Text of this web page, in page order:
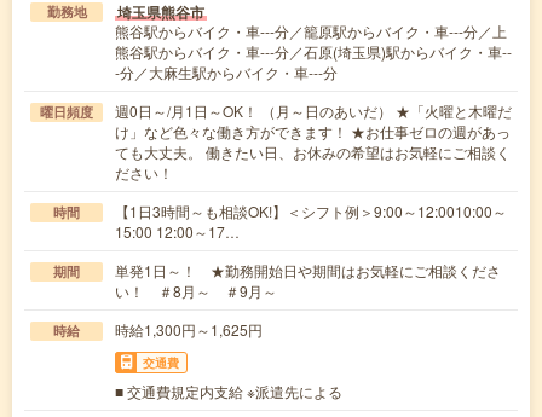
勤務地 埼玉県熊谷市
熊谷駅からバイク・車---分／籠原駅からバイク・車---分／上
熊谷駅からバイク・車---分／石原(埼玉県)駅からバイク・車--
-分／大麻生駅からバイク・車---分
曜日頻度
週0日～/月1日～OK！ （月～日のあいだ） ★「火曜と木曜だ
け」など色々な働き方ができます！ ★お仕事ゼロの週があっ
ても大丈夫。 働きたい日、お休みの希望はお気軽にご相談く
ださい！
時間
【1日3時間～も相談OK!】＜シフト例＞9:00～12:0010:00～
15:00 12:00～17…
期間
単発1日～！ ★勤務開始日や期間はお気軽にご相談くださ
い！ ＃8月～ ＃9月～
時給 時給1,300円～1,625円
交通費
■ 交通費規定内支給 ※派遣先による